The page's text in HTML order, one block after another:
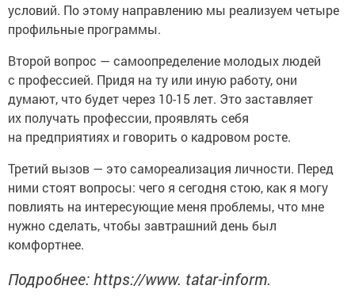
условий. По этому направлению мы реализуем четыре
профильные программы.
Второй вопрос — самоопределение молодых людей
с профессией. Придя на ту или иную работу, они
думают, что будет через 10-15 лет. Это заставляет
их получать профессии, проявлять себя
на предприятиях и говорить о кадровом росте.
Третий вызов — это самореализация личности. Перед
ними стоят вопросы: чего я сегодня стою, как я могу
повлиять на интересующие меня проблемы, что мне
нужно сделать, чтобы завтрашний день был
комфортнее.
Подробнее: https://www. tatar-inform.